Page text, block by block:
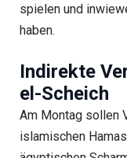
spielen und
haben.
Indirekte
el-Scheich
Am Montag sollen
islamischen